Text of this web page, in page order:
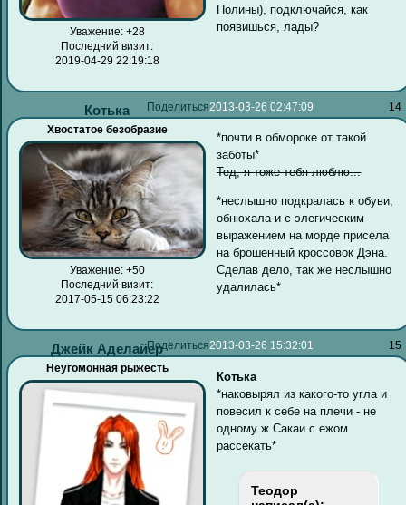
Уважение: +28
Последний визит:
2019-04-29 22:19:18
Полины), подключайся, как
появишься, лады?
Поделиться 14
2013-03-26 02:47:09
Котька
Хвостатое безобразие
Уважение: +50
Последний визит:
2017-05-15 06:23:22
*почти в обмороке от такой
заботы*
Тед, я тоже тебя люблю...
*неслышно подкралась к обуви,
обнюхала и с элегическим
выражением на морде присела
на брошенный кроссовок Дэна.
Сделав дело, так же неслышно
удалилась*
Поделиться 15
2013-03-26 15:32:01
Джейк Аделайер
Неугомонная рыжесть
Котька
*наковырял из какого-то угла и
повесил к себе на плечи - не
одному ж Сакаи с ежом
рассекать*
Теодор